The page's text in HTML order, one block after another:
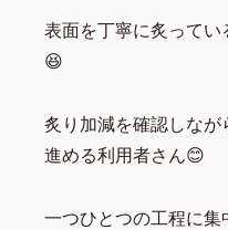
表面を丁寧に炙ってい
😆
炙り加減を確認しなが
進める利用者さん😊
一つひとつの工程に集